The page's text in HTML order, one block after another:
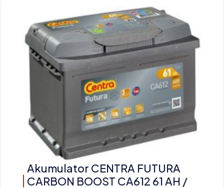
Akumulator CENTRA FUTURA
CARBON BOOST CA612 61 AH /